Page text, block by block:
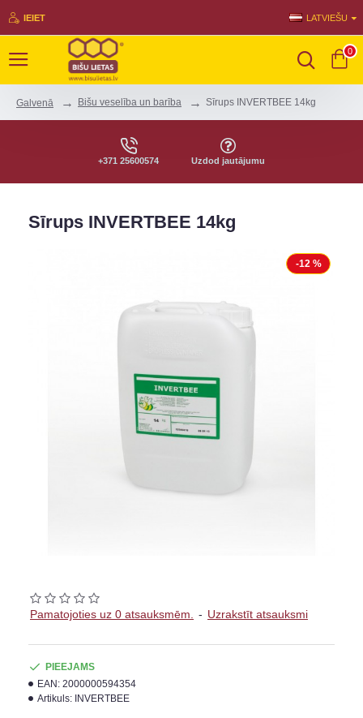
IEIET LATVIEŠU
0
Galvenā Bišu veselība un barība Sīrups INVERTBEE 14kg
+371 25600574 Uzdod jautājumu
Sīrups INVERTBEE 14kg
-12 %
Pamatojoties uz 0 atsauksmēm. - Uzrakstīt atsauksmi
PIEEJAMS
EAN: 2000000594354
Artikuls: INVERTBEE